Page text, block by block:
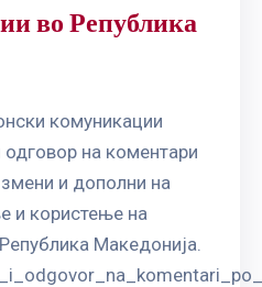
во Република
комуникации
на коментари
и дополни на
и користење на
Македонија.